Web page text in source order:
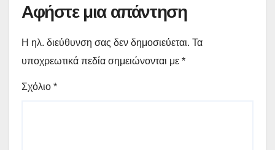
Αφήστε μια απάντηση
Η ηλ. διεύθυνση σας δεν δημοσιεύεται. Τα
υποχρεωτικά πεδία σημειώνονται με *
Σχόλιο *